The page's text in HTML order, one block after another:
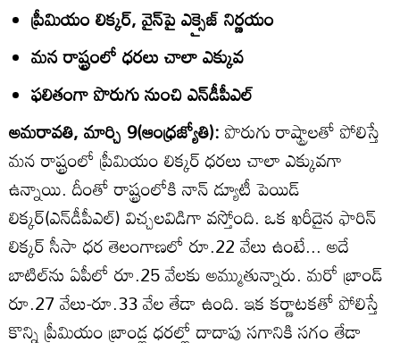
ప్రీమియం లిక్కర్‌, వైన్‌పై ఎక్సైజ్‌ నిర్ణయం
మన రాష్ట్రంలో ధరలు చాలా ఎక్కువ
ఫలితంగా పొరుగు నుంచి ఎన్‌డీపీఎల్‌
అమరావతి, మార్చి 9(ఆంధ్రజ్యోతి):పొరుగు రాష్ట్రాలతో పోలిస్తే
మన రాష్ట్రంలో ప్రీమియం లిక్కర్‌ ధరలు చాలా ఎక్కువగా
ఉన్నాయి. దీంతో రాష్ట్రంలోకి నాన్‌ డ్యూటీ పెయిడ్‌
లిక్కర్‌(ఎన్‌డీపీఎల్‌) విచ్చలవిడిగా వస్తోంది. ఒక ఖరీదైన ఫారిన్‌
లిక్కర్‌ సీసా ధర తెలంగాణలో రూ.22 వేలు ఉంటే... అదే
బాటిల్‌ను ఏపీలో రూ.25 వేలకు అమ్ముతున్నారు. మరో బ్రాండ్‌
రూ.27 వేలు-రూ.33 వేల తేడా ఉంది. ఇక కర్ణాటకతో పోలిస్తే
కొన్ని ప్రీమియం బ్రాండ్ల ధరల్లో దాదాపు సగానికి సగం తేడా